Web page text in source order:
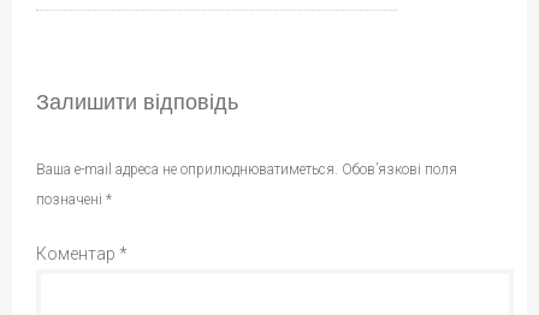
Залишити відповідь
Ваша e-mail адреса не оприлюднюватиметься. Обов’язкові поля
позначені *
Коментар *